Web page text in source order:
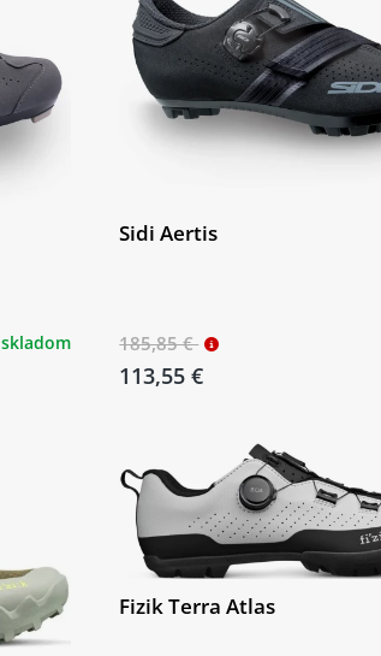
skladom
Sidi Aertis
185,85 €
113,55 €
Fizik Terra Atlas